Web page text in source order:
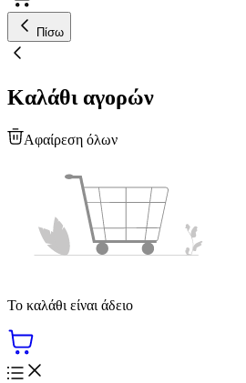
Πίσω
Καλάθι αγορών
Αφαίρεση όλων
Το καλάθι είναι άδειο